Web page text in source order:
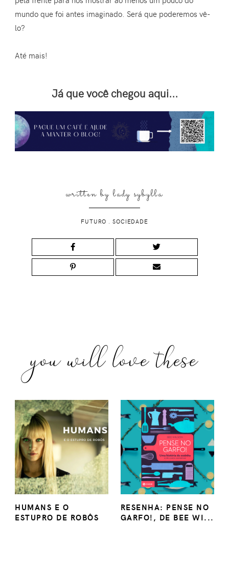
mundo que foi antes imaginado. Será que poderemos vê-
lo?
Até mais!
Já que você chegou aqui...
written bylady sybylla
FUTURO . SOCIEDADE
you will love these
HUMANS E O
ESTUPRO DE ROBÔS
RESENHA: PENSE NO
GARFO!, DE BEE WI...